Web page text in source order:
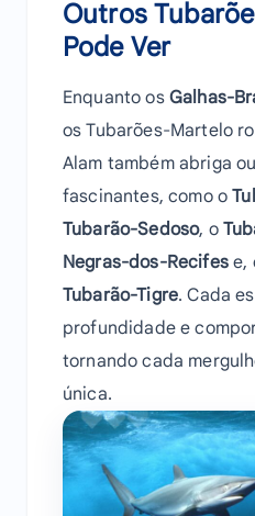
Outros
Pode Ver
Enquanto os Galhas-
os Tubarões-Martelo
Alam também abriga
fascinantes, como o
Tubarão-Sedoso, o
Negras-dos-Recifese,
Tubarão-Tigre. Cada
profundidade e
tornando cada
única.